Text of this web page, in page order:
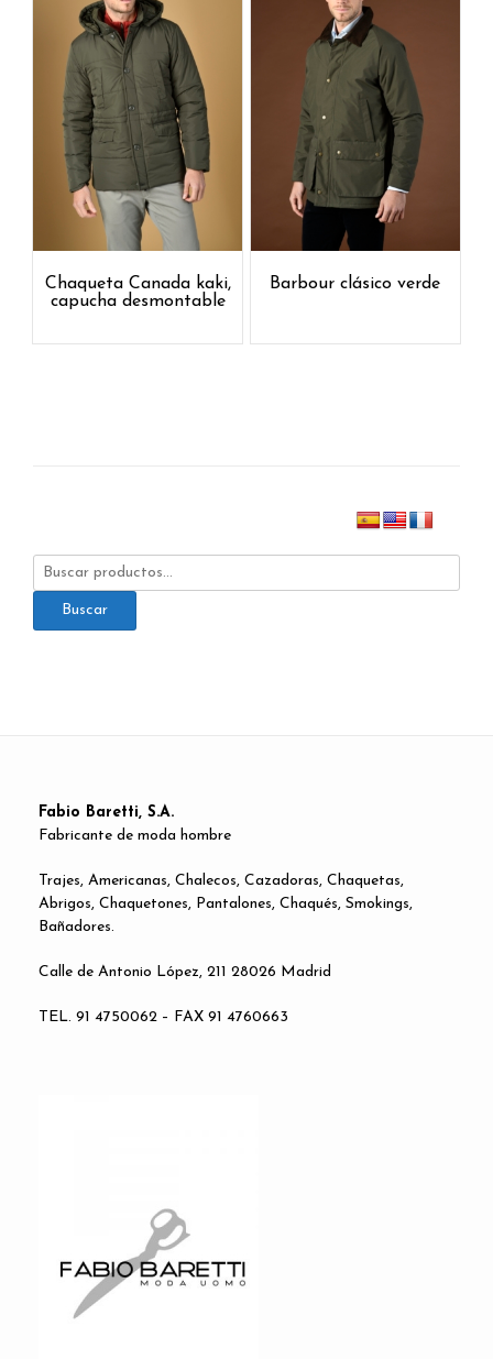
Chaqueta Canada kaki,
capucha desmontable
Barbour clásico verde
Buscar
por:
Buscar
Fabio Baretti, S.A.
Fabricante de moda hombre
Trajes, Americanas, Chalecos, Cazadoras, Chaquetas,
Abrigos, Chaquetones, Pantalones, Chaqués, Smokings,
Bañadores.
Calle de Antonio López, 211 28026 Madrid
TEL. 91 4750062 – FAX 91 4760663